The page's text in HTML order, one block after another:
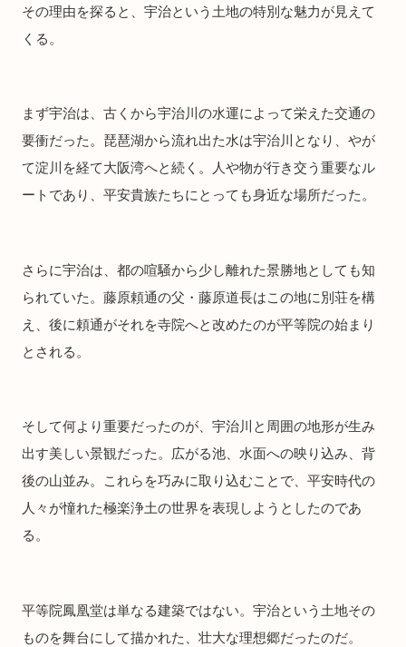
その理由を探ると、宇治という土地の特別な魅力が見えて
くる。
まず宇治は、古くから宇治川の水運によって栄えた交通の
要衝だった。琵琶湖から流れ出た水は宇治川となり、やが
て淀川を経て大阪湾へと続く。人や物が行き交う重要なル
ートであり、平安貴族たちにとっても身近な場所だった。
さらに宇治は、都の喧騒から少し離れた景勝地としても知
られていた。藤原頼通の父・藤原道長はこの地に別荘を構
え、後に頼通がそれを寺院へと改めたのが平等院の始まり
とされる。
そして何より重要だったのが、宇治川と周囲の地形が生み
出す美しい景観だった。広がる池、水面への映り込み、背
後の山並み。これらを巧みに取り込むことで、平安時代の
人々が憧れた極楽浄土の世界を表現しようとしたのであ
る。
平等院鳳凰堂は単なる建築ではない。宇治という土地その
ものを舞台にして描かれた、壮大な理想郷だったのだ。